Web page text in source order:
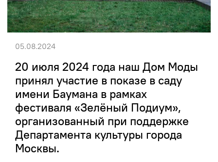
20 июля 2024 года наш Дом Моды
принял участие в показе в саду
имени Баумана в рамках
фестиваля «Зелёный Подиум»,
организованный при поддержке
Департамента культуры города
Москвы.
05.08.2024